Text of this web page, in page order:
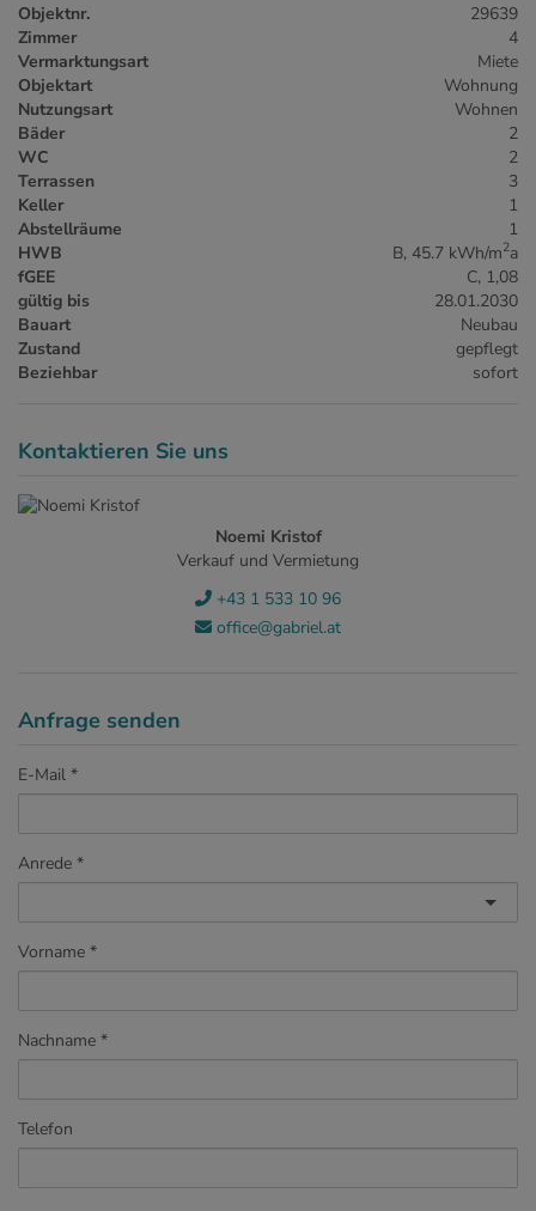
Objektnr.
29639
Zimmer
4
Vermarktungsart
Miete
Objektart
Wohnung
Nutzungsart
Wohnen
Bäder
2
WC
2
Terrassen
3
Keller
1
Abstellräume
1
HWB
B, 45.7 kWh/m2a
fGEE
C, 1,08
gültig bis
28.01.2030
Bauart
Neubau
Zustand
gepflegt
Beziehbar
sofort
Kontaktieren Sie uns
Noemi Kristof
Verkauf und Vermietung
+43 1 533 10 96
office@gabriel.at
Anfrage senden
E-Mail
Anrede
Vorname
Nachname
Telefon